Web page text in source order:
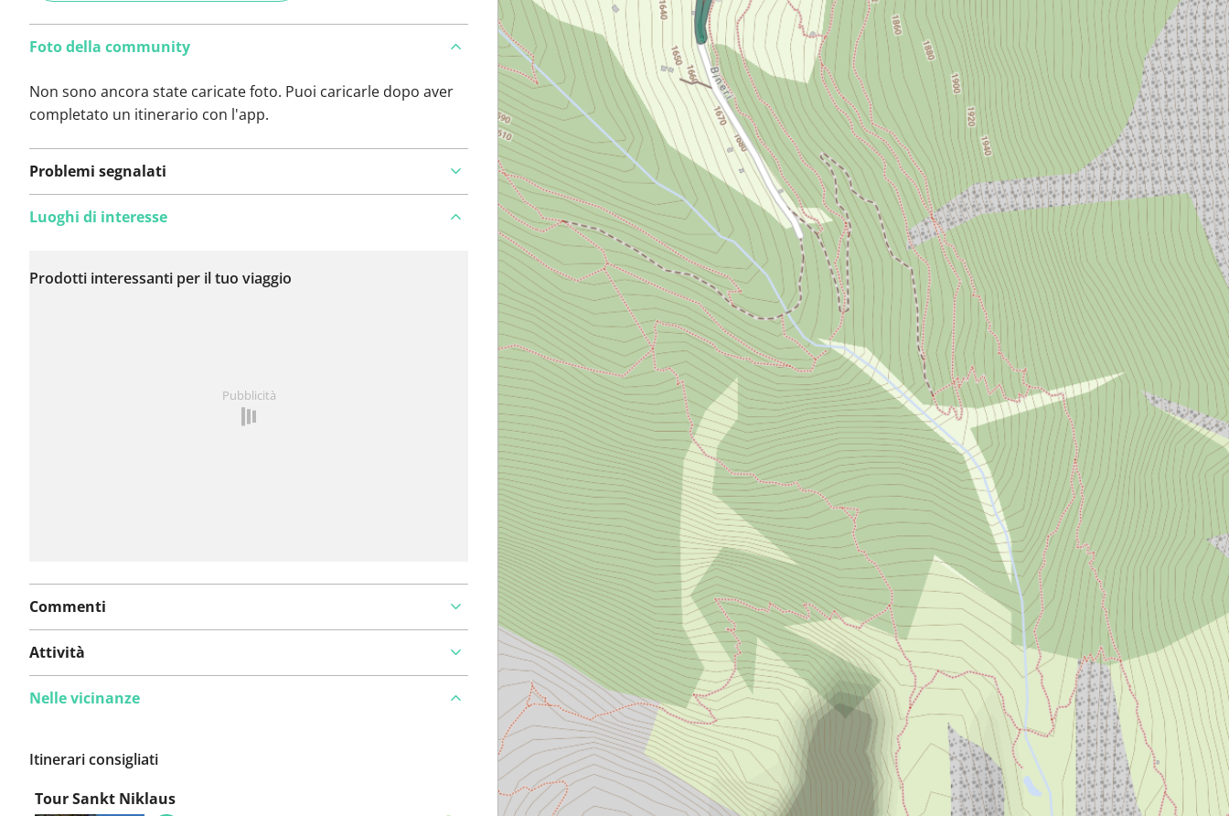
Foto della community
Non sono ancora state caricate foto. Puoi caricarle dopo aver
completato un itinerario con l'app.
Problemi segnalati
segnalati problemi su
Luoghi di interesse
Prodotti interessanti per il tuo viaggio
Pubblicità
Commenti
Attività
Nelle vicinanze
Itinerari consigliati
Tour Sankt Niklaus